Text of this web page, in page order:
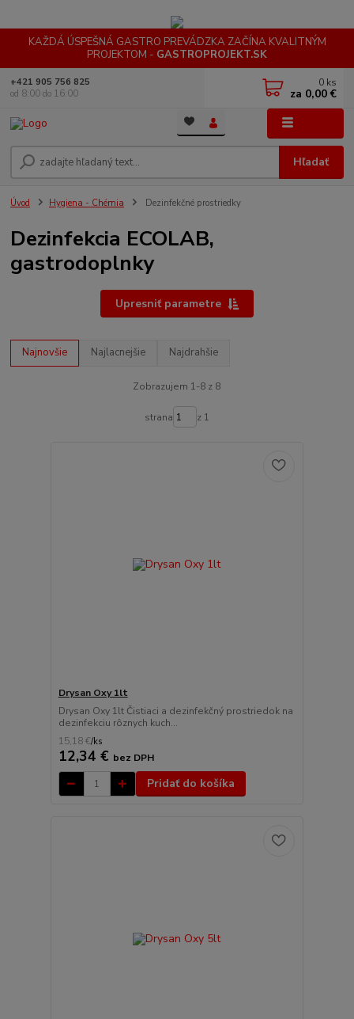
KAŽDÁ ÚSPEŠNÁ GASTRO PREVÁDZKA ZAČÍNA KVALITNÝM
PROJEKTOM - GASTROPROJEKT.SK
Hľadať
+421 905 756 825
od 8:00 do 16:00
0 ks
za 0,00 €
Úvod Hygiena - Chémia Dezinfekčné prostriedky
Dezinfekcia ECOLAB,
gastrodoplnky
Upresniť parametre
Najnovšie Najlacnejšie Najdrahšie
Zobrazujem 1-8 z 8
strana z 1
Drysan Oxy 1lt
Drysan Oxy 1lt Čistiaci a dezinfekčný prostriedok na
dezinfekciu rôznych kuch...
15,18 €/ks
12,34 € bez DPH
Pridať do košíka